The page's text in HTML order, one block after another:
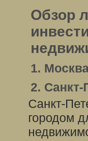
Обзор
1.
2. Санкт-
Санкт-
городом